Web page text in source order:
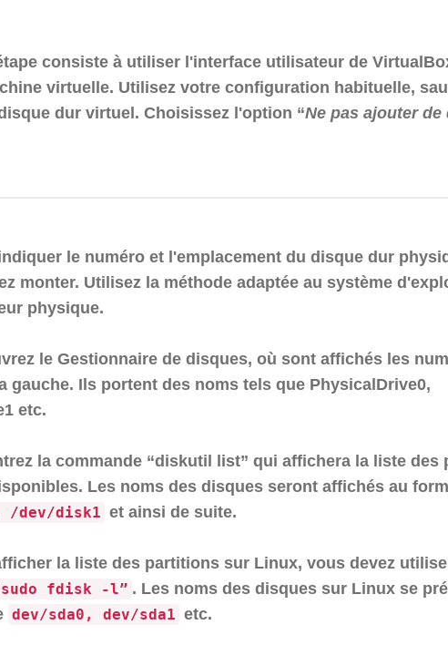
consiste à utiliser l'interface utilisateur de
virtuelle. Utilisez votre configuration habituelle,
dur virtuel. Choisissez l'option “Ne pas ajouter
le numéro et l'emplacement du disque dur
monter. Utilisez la méthode adaptée au système
physique.
le Gestionnaire de disques, où sont affichés les
gauche. Ils portent des noms tels que PhysicalDrive0,
etc.
la commande “diskutil list” qui affichera la liste des
Les noms des disques seront affichés au
/dev/disk1 et ainsi de suite.
la liste des partitions sur Linux, vous devez
fdisk -l” . Les noms des disques sur Linux se
dev/sda0, dev/sda1 etc.